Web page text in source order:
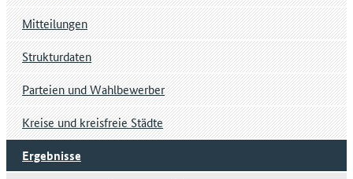
Mitteilungen
Strukturdaten
Parteien und Wahlbewerber
Kreise und kreisfreie Städte
Ergebnisse